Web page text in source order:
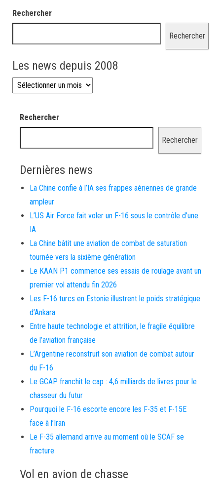
Rechercher
Rechercher
Les news depuis 2008
Les news depuis 2008
Rechercher
Rechercher
Dernières news
La Chine confie à l’IA ses frappes aériennes de grande
ampleur
L’US Air Force fait voler un F-16 sous le contrôle d’une
IA
La Chine bâtit une aviation de combat de saturation
tournée vers la sixième génération
Le KAAN P1 commence ses essais de roulage avant un
premier vol attendu fin 2026
Les F-16 turcs en Estonie illustrent le poids stratégique
d’Ankara
Entre haute technologie et attrition, le fragile équilibre
de l’aviation française
L’Argentine reconstruit son aviation de combat autour
du F-16
Le GCAP franchit le cap : 4,6 milliards de livres pour le
chasseur du futur
Pourquoi le F-16 escorte encore les F-35 et F-15E
face à l’Iran
Le F-35 allemand arrive au moment où le SCAF se
fracture
Vol en avion de chasse